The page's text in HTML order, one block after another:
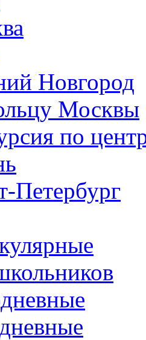
Новгород
Москвы
по
Петербург